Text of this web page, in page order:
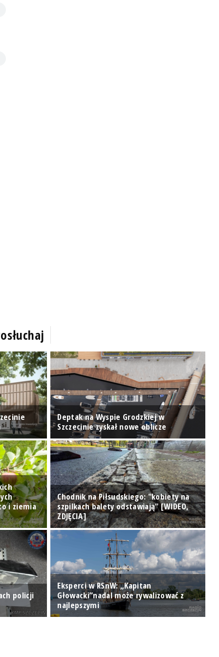
Deptak na Wyspie Grodzkiej w
Szczecinie zyskał nowe oblicze
i ziemia
Chodnik na Piłsudskiego: "kobiety na
szpilkach balety odstawiają" [WIDEO,
ZDJĘCIA]
policji
Eksperci w RSnW: „Kapitan
Głowacki”nadal może rywalizować z
najlepszymi